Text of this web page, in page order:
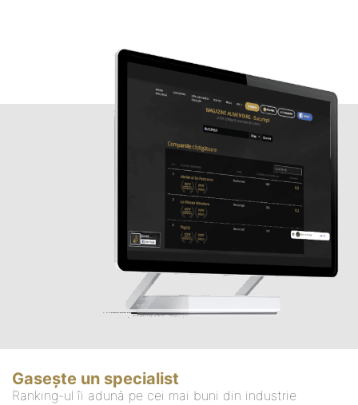
Gasește un specialist
Ranking-ul îi adună pe cei mai buni din industrie